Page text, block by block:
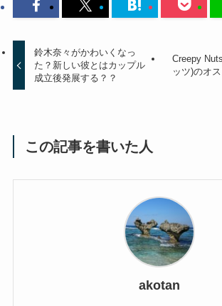
鈴木奈々がかわいくなっ
た？新しい彼とはカップル
成立後発展する？？
Creepy
ッツ)のオ
この記事を書いた人
akotan